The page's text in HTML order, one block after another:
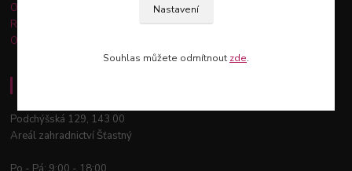
Obchodní podmínky
Reklamace a vrácení zboží
Ochrana osobních údajů
Podchýšská 129, 143 00
Areál zahradnictví Šťastný
Nastavení
Souhlas můžete odmítnout zde.